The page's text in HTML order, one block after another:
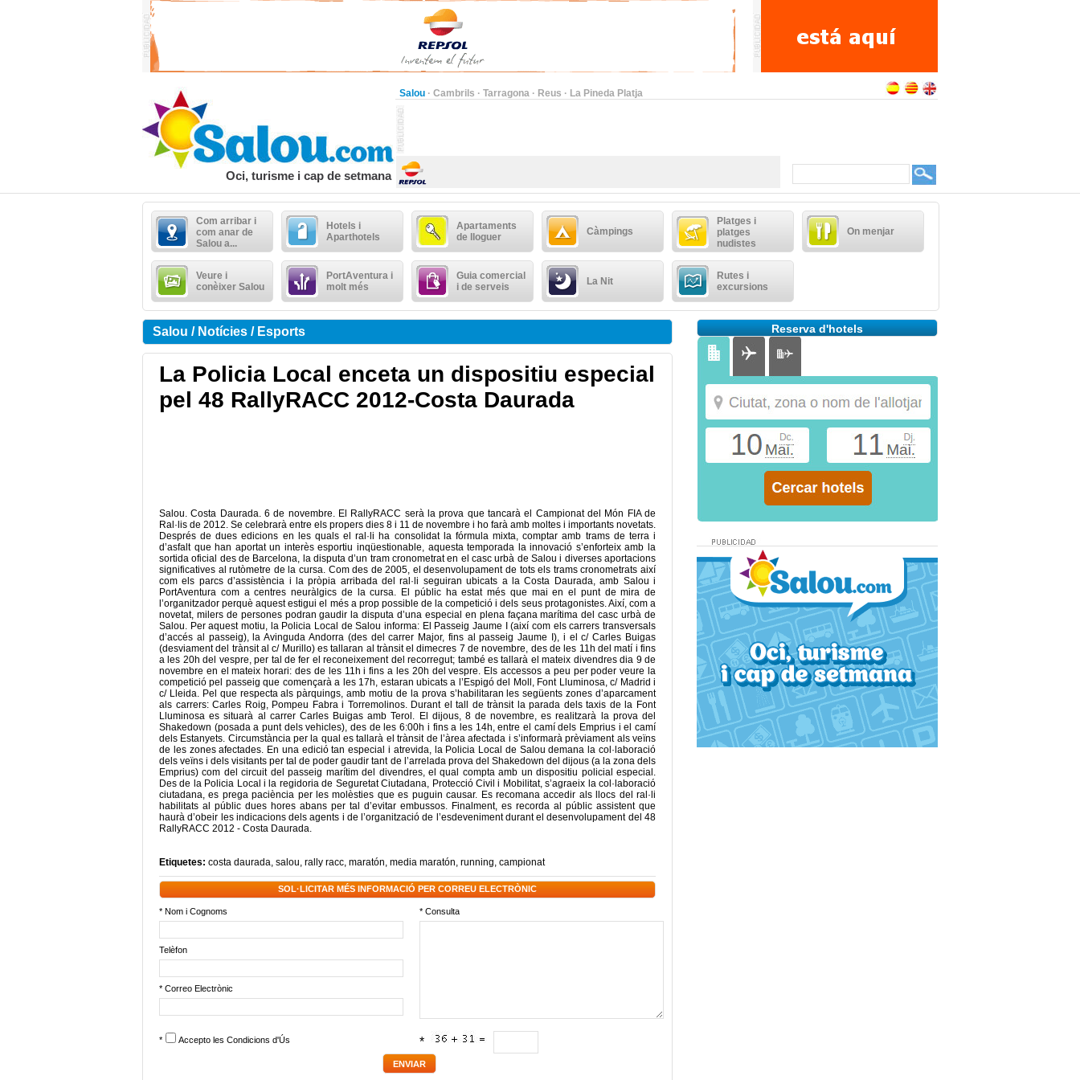
Salou · Cambrils · Tarragona · Reus · La Pineda Platja
Oci, turisme i cap de setmana
Com arribar i
com anar de
Salou a...
Hotels i
Aparthotels
Apartaments
de lloguer
Càmpings
Platges i
platges
nudistes
On menjar
Veure i
conèixer Salou
PortAventura i
molt més
Guia comercial
i de serveis
La Nit
Rutes i
excursions
Salou / Notícies / Esports
La Policia Local enceta un dispositiu especial
pel 48 RallyRACC 2012-Costa Daurada
Salou. Costa Daurada. 6 de novembre. El RallyRACC serà la prova que tancarà el Campionat del Món FIA de
Ral·lis de 2012. Se celebrarà entre els propers dies 8 i 11 de novembre i ho farà amb moltes i importants novetats.
Després de dues edicions en les quals el ral·li ha consolidat la fórmula mixta, comptar amb trams de terra i
d’asfalt que han aportat un interès esportiu inqüestionable, aquesta temporada la innovació s’enforteix amb la
sortida oficial des de Barcelona, la disputa d’un tram cronometrat en el casc urbà de Salou i diverses aportacions
significatives al rutòmetre de la cursa. Com des de 2005, el desenvolupament de tots els trams cronometrats així
com els parcs d’assistència i la pròpia arribada del ral·li seguiran ubicats a la Costa Daurada, amb Salou i
PortAventura com a centres neuràlgics de la cursa. El públic ha estat més que mai en el punt de mira de
l’organitzador perquè aquest estigui el més a prop possible de la competició i dels seus protagonistes. Així, com a
novetat, milers de persones podran gaudir la disputa d’una especial en plena façana marítima del casc urbà de
Salou. Per aquest motiu, la Policia Local de Salou informa: El Passeig Jaume I (així com els carrers transversals
d’accés al passeig), la Avinguda Andorra (des del carrer Major, fins al passeig Jaume I), i el c/ Carles Buigas
(desviament del trànsit al c/ Murillo) es tallaran al trànsit el dimecres 7 de novembre, des de les 11h del matí i fins
a les 20h del vespre, per tal de fer el reconeixement del recorregut; també es tallarà el mateix divendres dia 9 de
novembre en el mateix horari: des de les 11h i fins a les 20h del vespre. Els accessos a peu per poder veure la
competició pel passeig que començarà a les 17h, estaran ubicats a l’Espigó del Moll, Font Lluminosa, c/ Madrid i
c/ Lleida. Pel que respecta als pàrquings, amb motiu de la prova s’habilitaran les següents zones d’aparcament
als carrers: Carles Roig, Pompeu Fabra i Torremolinos. Durant el tall de trànsit la parada dels taxis de la Font
Lluminosa es situarà al carrer Carles Buigas amb Terol. El dijous, 8 de novembre, es realitzarà la prova del
Shakedown (posada a punt dels vehicles), des de les 6:00h i fins a les 14h, entre el camí dels Emprius i el camí
dels Estanyets. Circumstància per la qual es tallarà el trànsit de l’àrea afectada i s’informarà prèviament als veïns
de les zones afectades. En una edició tan especial i atrevida, la Policia Local de Salou demana la col·laboració
dels veïns i dels visitants per tal de poder gaudir tant de l’arrelada prova del Shakedown del dijous (a la zona dels
Emprius) com del circuit del passeig marítim del divendres, el qual compta amb un dispositiu policial especial.
Des de la Policia Local i la regidoria de Seguretat Ciutadana, Protecció Civil i Mobilitat, s’agraeix la col·laboració
ciutadana, es prega paciència per les molèsties que es puguin causar. Es recomana accedir als llocs del ral·li
habilitats al públic dues hores abans per tal d’evitar embussos. Finalment, es recorda al públic assistent que
haurà d’obeir les indicacions dels agents i de l’organització de l’esdeveniment durant el desenvolupament del 48
RallyRACC 2012 - Costa Daurada.
Etiquetes: costa daurada, salou, rally racc, maratón, media maratón, running, campionat
SOL·LICITAR MÉS INFORMACIÓ PER CORREU ELECTRÒNIC
* Nom i Cognoms * Consulta
Telèfon
* Correo Electrònic
* Accepto les Condicions d'Ús *
Reserva d'hotels